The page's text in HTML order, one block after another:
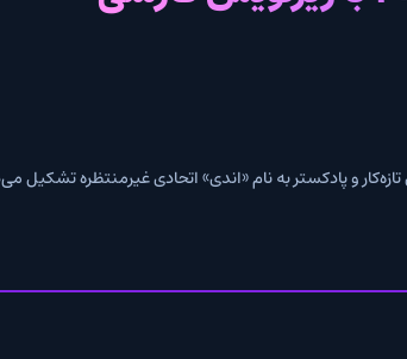
به نام «اندی» اتحادی غیرمنتظره تشکیل می‌دهند تا